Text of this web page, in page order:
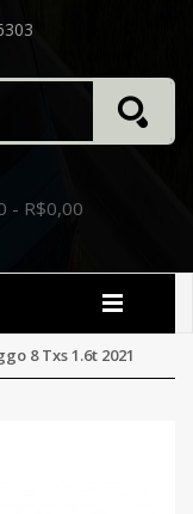
- R$0,00
8 Txs 1.6t 2021